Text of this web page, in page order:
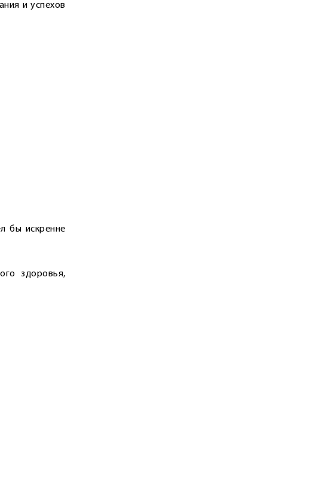
и успехов
бы искренне
здоровья,